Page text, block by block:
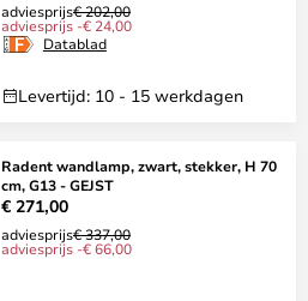
adviesprijs€ 202,00
adviesprijs -€ 24,00
Datablad
Levertijd: 10 - 15 werkdagen
Radent wandlamp, zwart, stekker, H 70
cm, G13 - GEJST
€ 271,00
adviesprijs€ 337,00
adviesprijs -€ 66,00